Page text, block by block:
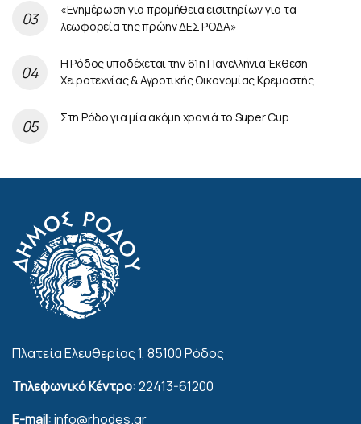
«Ενημέρωση για προμήθεια εισιτηρίων για τα
λεωφορεία της πρώην ΔΕΣ ΡΟΔΑ»
Η Ρόδος υποδέχεται την 61η Πανελλήνια Έκθεση
Χειροτεχνίας & Αγροτικής Οικονομίας Κρεμαστής
Στη Ρόδο για μία ακόμη χρονιά το Super Cup
Πλατεία Ελευθερίας 1, 85100 Ρόδος
Τηλεφωνικό Κέντρο:22413-61200
E-mail:info@rhodes.gr